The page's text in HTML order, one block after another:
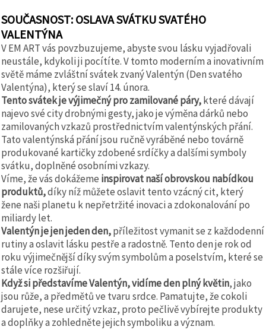
SOUČASNOST: OSLAVA SVÁTKU SVATÉHO
VALENTÝNA
V EM ART vás povzbuzujeme, abyste svou lásku vyjadřovali
neustále, kdykoli ji pocítíte. V tomto moderním a inovativním
světě máme zvláštní svátek zvaný Valentýn (Den svatého
Valentýna), který se slaví 14. února.
Tento svátek je výjimečný pro zamilované páry,které dávají
najevo své city drobnými gesty, jako je výměna dárků nebo
zamilovaných vzkazů prostřednictvím valentýnských přání.
Tato valentýnská přání jsou ručně vyráběné nebo továrně
produkované kartičky zdobené srdíčky a dalšími symboly
svátku, doplněné osobními vzkazy.
Víme, že vás dokážeme inspirovat naší obrovskou nabídkou
produktů,díky níž můžete oslavit tento vzácný cit, který
žene naši planetu k nepřetržité inovaci a zdokonalování po
miliardy let.
Valentýn je jen jeden den,příležitost vymanit se z každodenní
rutiny a oslavit lásku pestře a radostně. Tento den je rok od
roku výjimečnější díky svým symbolům a poselstvím, které se
stále více rozšiřují.
Když si představíme Valentýn, vidíme den plný květin, jako
jsou růže, a předmětů ve tvaru srdce. Pamatujte, že cokoli
darujete, nese určitý vzkaz, proto pečlivě vybírejte produkty
a doplňky a zohledněte jejich symboliku a význam.